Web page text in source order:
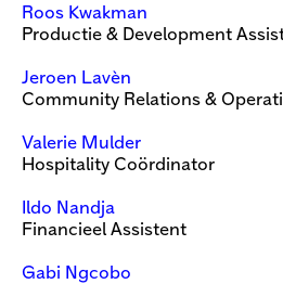
Roos Kwakman
Productie & Development
Jeroen Lavèn
Community Relations &
Valerie Mulder
Hospitality Coördinator
Ildo Nandja
Financieel Assistent
Gabi Ngcobo